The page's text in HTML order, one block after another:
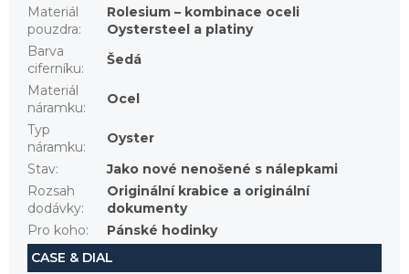
Materiál
pouzdra:
Rolesium – kombinace oceli
Oystersteel a platiny
Barva
ciferníku:
Šedá
Materiál
náramku:
Ocel
Typ
náramku:
Oyster
Stav:
Jako nové nenošené s nálepkami
Rozsah
dodávky:
Originální krabice a originální
dokumenty
Pro koho:
Pánské hodinky
CASE & DIAL